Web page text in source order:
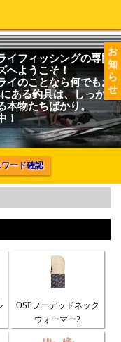
お
知
ら
せ
イフィッシングの専門
へようこそ！
イのことなら何でもお
ある釣具は、しっかり
本物たちばかり。
！
ード確認
OSPフーデッドネック
ウォーマー2